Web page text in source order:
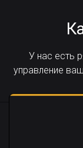
У нас есть
управление